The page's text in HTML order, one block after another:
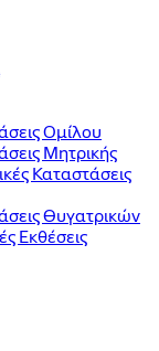
Ομίλου
Μητρικής
Καταστάσεις
Θυγατρικών
Εκθέσεις